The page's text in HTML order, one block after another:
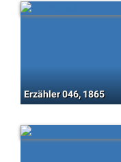
Erzähler 046, 1865